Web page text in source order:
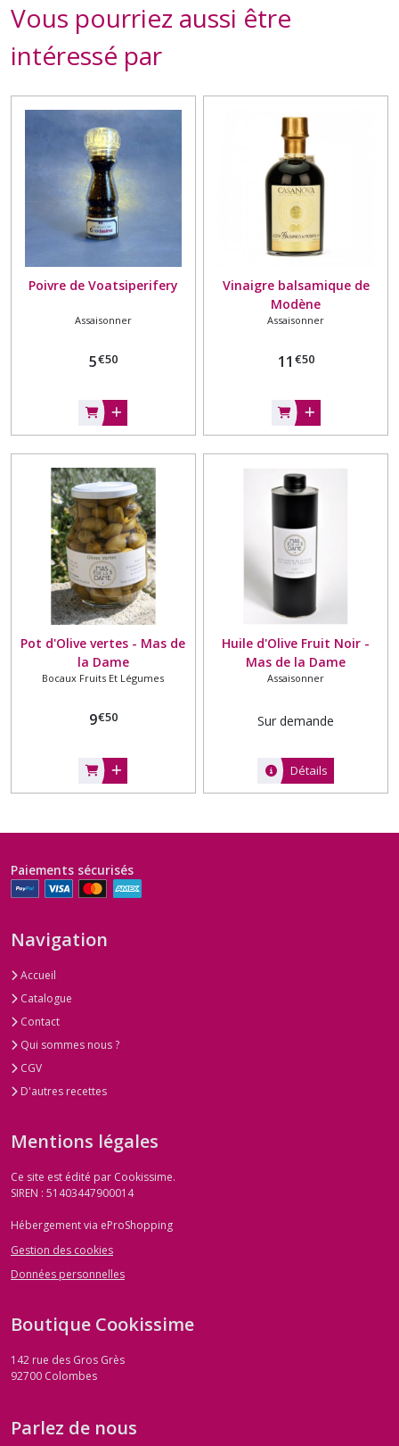
Vous pourriez aussi être
intéressé par
Poivre de Voatsiperifery
Assaisonner
5€50
Vinaigre balsamique de
Modène
Assaisonner
11 €50
Pot d'Olive vertes - Mas de
la Dame
Bocaux Fruits Et Légumes
9€50
Huile d'Olive Fruit Noir -
Mas de la Dame
Assaisonner
Sur demande
Détails
Paiements sécurisés
Navigation
Accueil
Catalogue
Contact
Qui sommes nous ?
CGV
D'autres recettes
Mentions légales
Ce site est édité par Cookissime.
SIREN : 51403447900014
Hébergement via eProShopping
Gestion des cookies
Données personnelles
Boutique Cookissime
142 rue des Gros Grès
92700 Colombes
Parlez de nous